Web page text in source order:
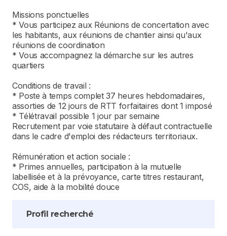
Missions ponctuelles
* Vous participez aux Réunions de concertation avec
les habitants, aux réunions de chantier ainsi qu'aux
réunions de coordination
* Vous accompagnez la démarche sur les autres
quartiers
Conditions de travail :
* Poste à temps complet 37 heures hebdomadaires,
assorties de 12 jours de RTT forfaitaires dont 1 imposé
* Télétravail possible 1 jour par semaine
Recrutement par voie statutaire à défaut contractuelle
dans le cadre d'emploi des rédacteurs territoriaux.
Rémunération et action sociale :
* Primes annuelles, participation à la mutuelle
labellisée et à la prévoyance, carte titres restaurant,
COS, aide à la mobilité douce
Profil recherché